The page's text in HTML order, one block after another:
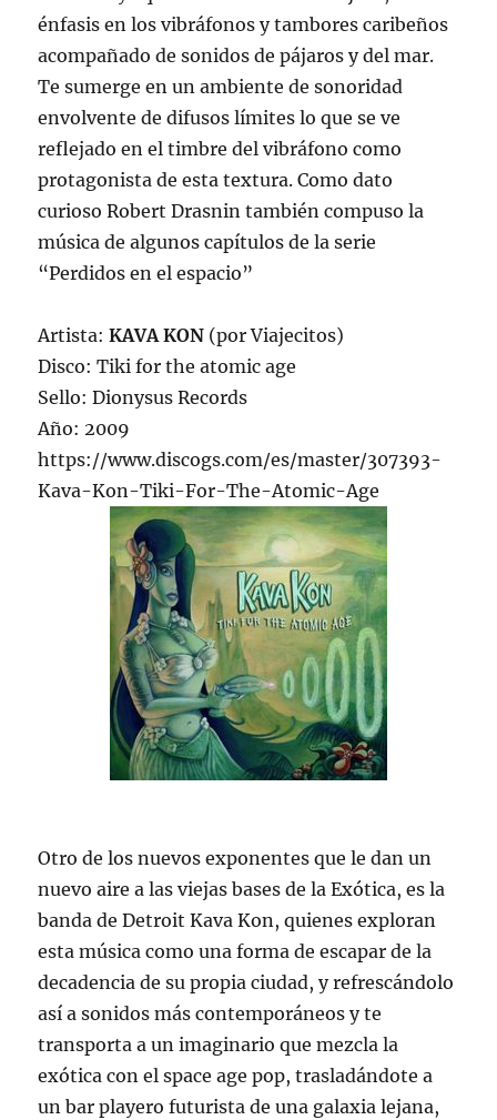
énfasis en los vibráfonos y tambores caribeños
acompañado de sonidos de pájaros y del mar.
Te sumerge en un ambiente de sonoridad
envolvente de difusos límites lo que se ve
reflejado en el timbre del vibráfono como
protagonista de esta textura. Como dato
curioso Robert Drasnin también compuso la
música de algunos capítulos de la serie
“Perdidos en el espacio”
Artista:KAVA KON (por Viajecitos)
Disco: Tiki for the atomic age
Sello: Dionysus Records
Año: 2009
https://www.discogs.com/es/master/307393-
Kava-Kon-Tiki-For-The-Atomic-Age
Otro de los nuevos exponentes que le dan un
nuevo aire a las viejas bases de la Exótica, es la
banda de Detroit Kava Kon, quienes exploran
esta música como una forma de escapar de la
decadencia de su propia ciudad, y refrescándolo
así a sonidos más contemporáneos y te
transporta a un imaginario que mezcla la
exótica con el space age pop, trasladándote a
un bar playero futurista de una galaxia lejana,